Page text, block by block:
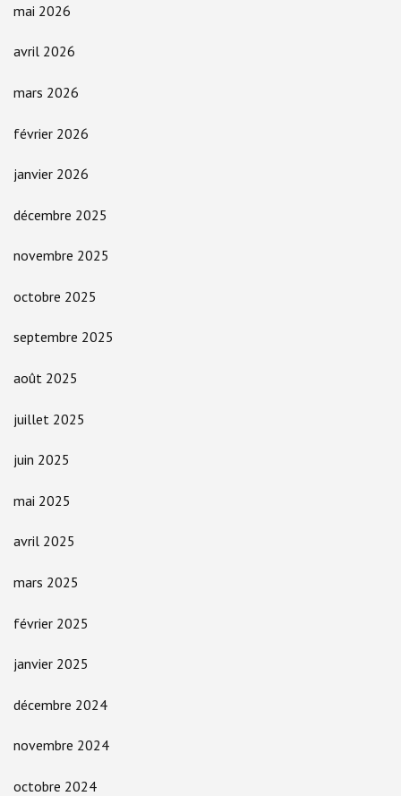
mai 2026
avril 2026
mars 2026
février 2026
janvier 2026
décembre 2025
novembre 2025
octobre 2025
septembre 2025
août 2025
juillet 2025
juin 2025
mai 2025
avril 2025
mars 2025
février 2025
janvier 2025
décembre 2024
novembre 2024
octobre 2024